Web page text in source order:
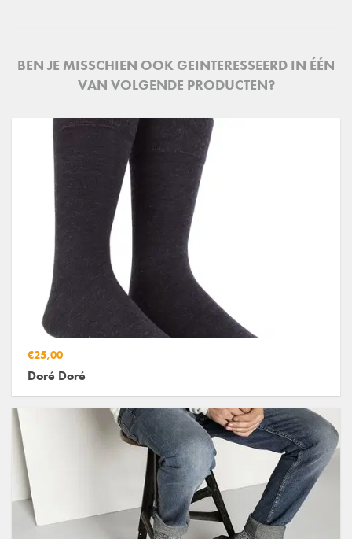
BEN JE MISSCHIEN OOK GEINTERESSEERD IN ÉÉN
VAN VOLGENDE PRODUCTEN?
€25,00
Doré Doré